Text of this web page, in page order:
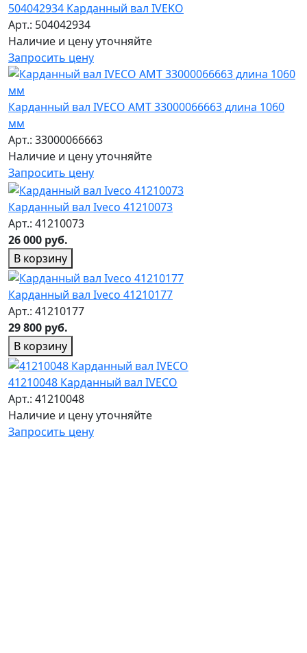
504042934 Карданный вал IVEKO
Арт.: 504042934
Наличие и цену уточняйте
Запросить цену
Карданный вал IVECO AMT 33000066663 длина 1060
мм
Арт.: 33000066663
Наличие и цену уточняйте
Запросить цену
Карданный вал Iveco 41210073
Арт.: 41210073
26 000 руб.
В корзину
Карданный вал Iveco 41210177
Арт.: 41210177
29 800 руб.
В корзину
41210048 Карданный вал IVECO
Арт.: 41210048
Наличие и цену уточняйте
Запросить цену